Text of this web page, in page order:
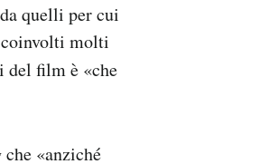
quelli per cui
coinvolti molti
del film è «che
che «anziché